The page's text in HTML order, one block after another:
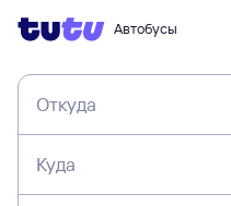
Автобусы
Откуда
Куда